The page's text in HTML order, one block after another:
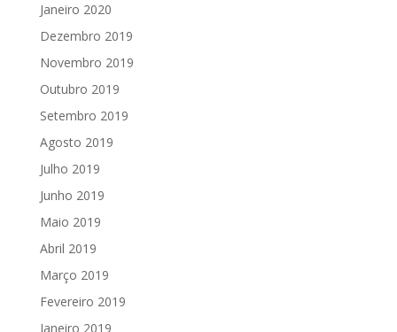
Janeiro 2020
Dezembro 2019
Novembro 2019
Outubro 2019
Setembro 2019
Agosto 2019
Julho 2019
Junho 2019
Maio 2019
Abril 2019
Março 2019
Fevereiro 2019
Janeiro 2019